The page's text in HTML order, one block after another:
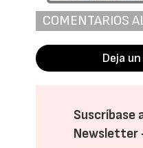
COMENTARIOS
Deja
Suscríbase
Newsletter